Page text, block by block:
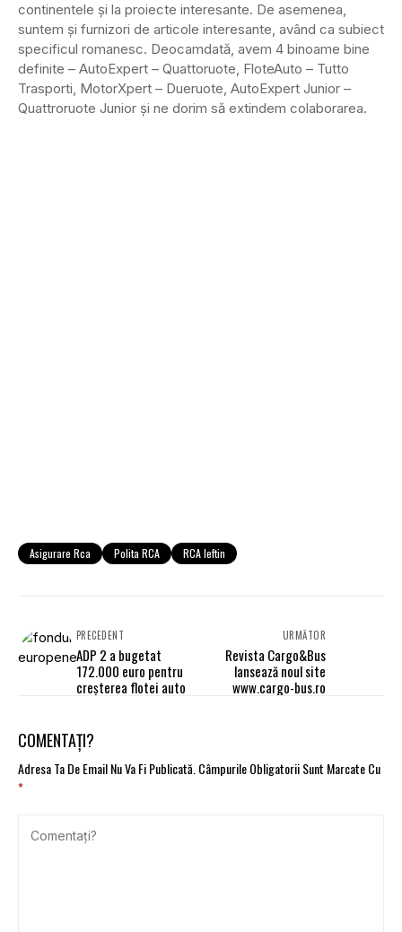
continentele și la proiecte interesante. De asemenea,
suntem și furnizori de articole interesante, având ca subiect
specificul romanesc. Deocamdată, avem 4 binoame bine
definite – AutoExpert – Quattoruote, FloteAuto – Tutto
Trasporti, MotorXpert – Dueruote, AutoExpert Junior –
Quattroruote Junior și ne dorim să extindem colaborarea.
Asigurare Rca Polita RCA RCA Ieftin
PRECEDENT
ADP 2 a bugetat
172.000 euro pentru
creşterea flotei auto
URMĂTOR
Revista Cargo&Bus
lansează noul site
www.cargo-bus.ro
COMENTAȚI?
Adresa Ta De Email Nu Va Fi Publicată.Câmpurile Obligatorii Sunt Marcate Cu
*